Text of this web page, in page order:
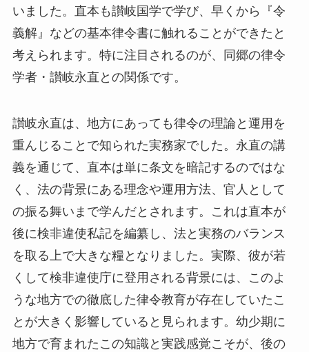
いました。直本も讃岐国学で学び、早くから『令
義解』などの基本律令書に触れることができたと
考えられます。特に注目されるのが、同郷の律令
学者・讃岐永直との関係です。
讃岐永直は、地方にあっても律令の理論と運用を
重んじることで知られた実務家でした。永直の講
義を通じて、直本は単に条文を暗記するのではな
く、法の背景にある理念や運用方法、官人として
の振る舞いまで学んだとされます。これは直本が
後に検非違使私記を編纂し、法と実務のバランス
を取る上で大きな糧となりました。実際、彼が若
くして検非違使庁に登用される背景には、このよ
うな地方での徹底した律令教育が存在していたこ
とが大きく影響していると見られます。幼少期に
地方で育まれたこの知識と実践感覚こそが、後の